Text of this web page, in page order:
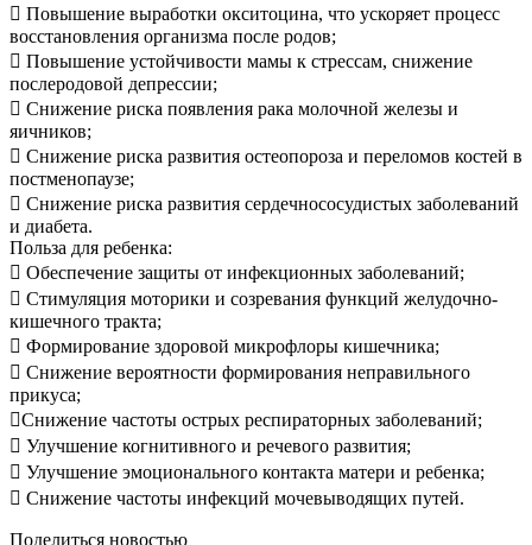
 Повышение выработки окситоцина, что ускоряет процесс
восстановления организма после родов;
 Повышение устойчивости мамы к стрессам, снижение
послеродовой депрессии;
 Снижение риска появления рака молочной железы и
яичников;
 Снижение риска развития остеопороза и переломов костей в
постменопаузе;
 Снижение риска развития сердечнососудистых заболеваний
и диабета.
Польза для ребенка:
 Обеспечение защиты от инфекционных заболеваний;
 Стимуляция моторики и созревания функций желудочно-
кишечного тракта;
 Формирование здоровой микрофлоры кишечника;
 Снижение вероятности формирования неправильного
прикуса;
Снижение частоты острых респираторных заболеваний;
 Улучшение когнитивного и речевого развития;
 Улучшение эмоционального контакта матери и ребенка;
 Снижение частоты инфекций мочевыводящих путей.
Поделиться новостью